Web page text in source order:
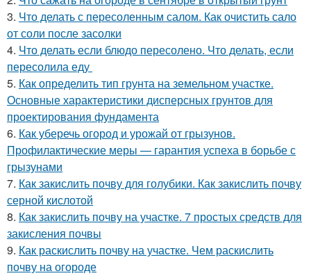
3. Что делать с пересоленным салом. Как очистить сало
от соли после засолки
4. Что делать если блюдо пересолено. Что делать, если
пересолила еду
5. Как определить тип грунта на земельном участке.
Основные характеристики дисперсных грунтов для
проектирования фундамента
6. Как уберечь огород и урожай от грызунов.
Профилактические меры — гарантия успеха в борьбе с
грызунами
7. Как закислить почву для голубики. Как закислить почву
серной кислотой
8. Как закислить почву на участке. 7 простых средств для
закисления почвы
9. Как раскислить почву на участке. Чем раскислить
почву на огороде